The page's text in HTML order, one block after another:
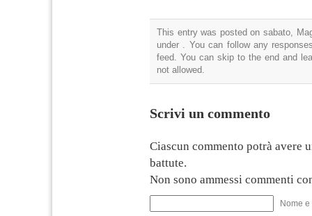
This entry was posted on sabato,
under . You can follow any
feed. You can skip to the end and
not allowed.
Scrivi un commento
Ciascun commento potrà avere
battute.
Non sono ammessi commenti
Nome